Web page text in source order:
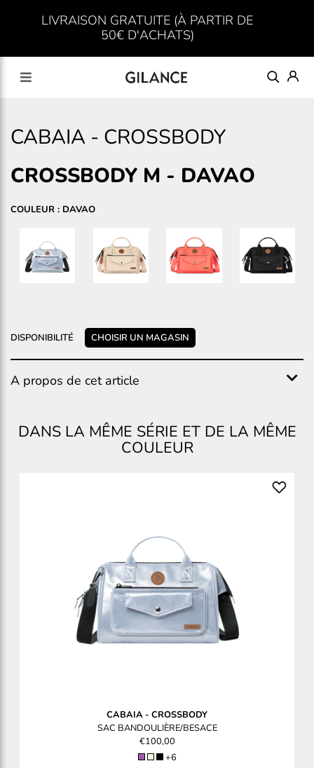
LIVRAISON GRATUITE (À PARTIR DE
50€ D'ACHATS)
CABAIA - CROSSBODY
CROSSBODY M - DAVAO
COULEUR : DAVAO
DISPONIBILITÉ CHOISIR UN MAGASIN
A propos de cet article
DANS LA MÊME SÉRIE ET DE LA MÊME
COULEUR
CABAIA- CROSSBODY
SAC BANDOULIÈRE/BESACE
€100,00
+6